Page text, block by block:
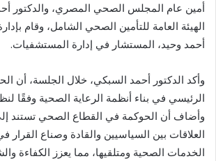
أمين عام المجلس الصحي المصري، والدكتور
الهيئة العامة للتأمين الصحي الشامل، وقام
أحمد وحيد، المستشار في إدارة المستشفيات.
وأكد الدكتور أحمد السبكي، خلال الجلسة، أن
الرئيسي في بناء أنظمة الرعاية الصحية وفقًا
وأضاف أن الحوكمة في القطاع الصحي تستند
العلاقات بين السياسيين والقادة وصناع القرار
الخدمات الصحية ومتلقيها، مما يعزز الكفاءة